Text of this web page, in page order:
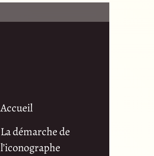
Accueil
La démarche de
l’iconographe